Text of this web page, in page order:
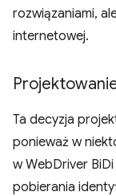
rozwiązaniami,
internetowej.
Ta decyzja
ponieważ w
w WebDriver
pobierania